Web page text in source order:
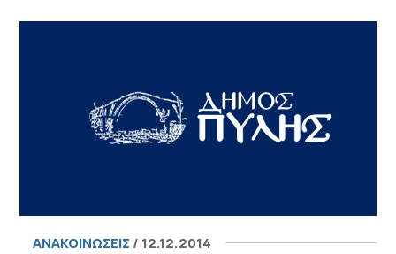
ΑΝΑΚΟΙΝΏΣΕΙΣ / 12.12.2014